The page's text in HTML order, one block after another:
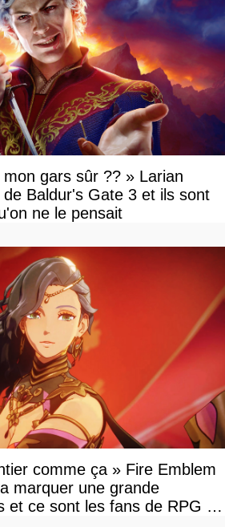
gars sûr ?? » Larian
Baldur's Gate 3 et ils sont
ne le pensait
comme ça » Fire Emblem
marquer une grande
et ce sont les fans de RPG en